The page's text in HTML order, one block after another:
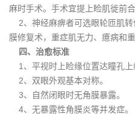
麻时手术。手术宜提上睑肌徙前合
2、神经麻痹者可选眼轮匝肌转
膜修复术，重症肌无力、癔病和
四、治愈标准
1、平视时上睑缘位置达瞳孔上
2、双眼外观基本对称。
3、自然闭眼时无角膜暴露。
4、无暴露性角膜炎等并发症。